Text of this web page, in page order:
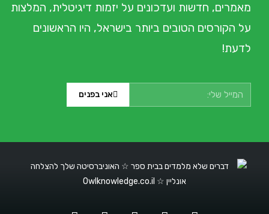
מאמרים, חדשות ועדכונים על יזמות דיגיטלית, המלצות
על הקורסים הטובים ביותר בישראל, היו הראשונים
לדעת!
אני בפנים